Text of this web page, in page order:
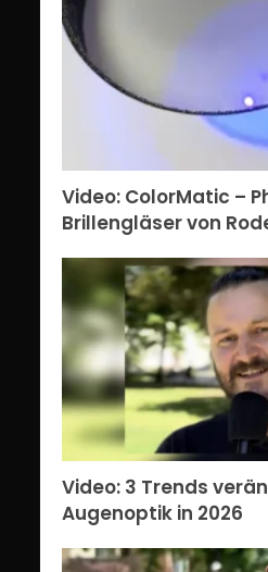
Video: ColorMatic –
Brillengläser von
Video: 3 Trends
Augenoptik in 2026